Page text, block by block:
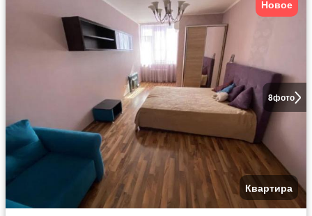
8фото
Новое
Квартира